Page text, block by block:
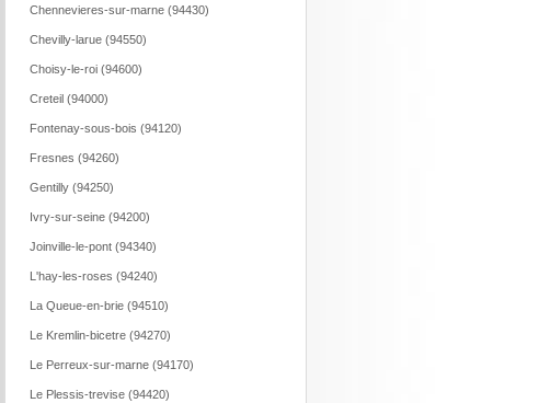
Chennevieres-sur-marne (94430)
Chevilly-larue (94550)
Choisy-le-roi (94600)
Creteil (94000)
Fontenay-sous-bois (94120)
Fresnes (94260)
Gentilly (94250)
Ivry-sur-seine (94200)
Joinville-le-pont (94340)
L'hay-les-roses (94240)
La Queue-en-brie (94510)
Le Kremlin-bicetre (94270)
Le Perreux-sur-marne (94170)
Le Plessis-trevise (94420)